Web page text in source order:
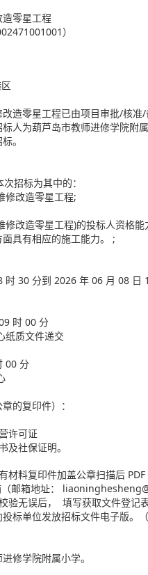
零星工程
）
造零星工程已由项目审批/核准/
人为葫芦岛市教师进修学院附
。
招标为其中的：
修改造零星工程;
改造零星工程)的投标人资格能
具有相应的施工能力。 ;
30 分到 2026 年 06 月 08 日
时 00 分
纸质文件递交
00 分
的复印件）：
许可证
及社保证明。
料复印件加盖公章扫描后 PDF
邮箱地址：
验无误后， 填写获取文件登记
标单位发放招标文件电子版。
修学院附属小学。